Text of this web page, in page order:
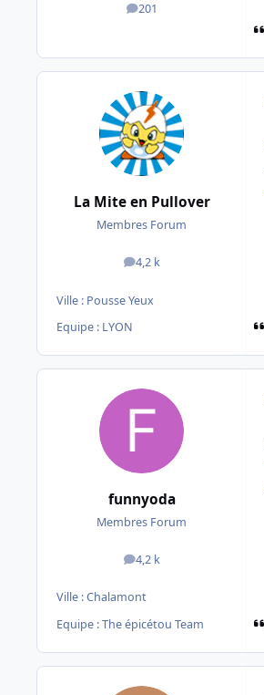
201
messages
La Mite en Pullover
Membres Forum
4,2 k
messages
Ville : Pousse Yeux
Equipe : LYON
funnyoda
Membres Forum
4,2 k
messages
Ville :Chalamont
Equipe : The épicétou Team